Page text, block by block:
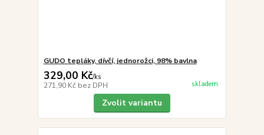
GUDO tepláky, dívčí, jednorožci, 98% bavlna
329,00 Kč/ks
271,90 Kč bez DPH skladem
Zvolit variantu